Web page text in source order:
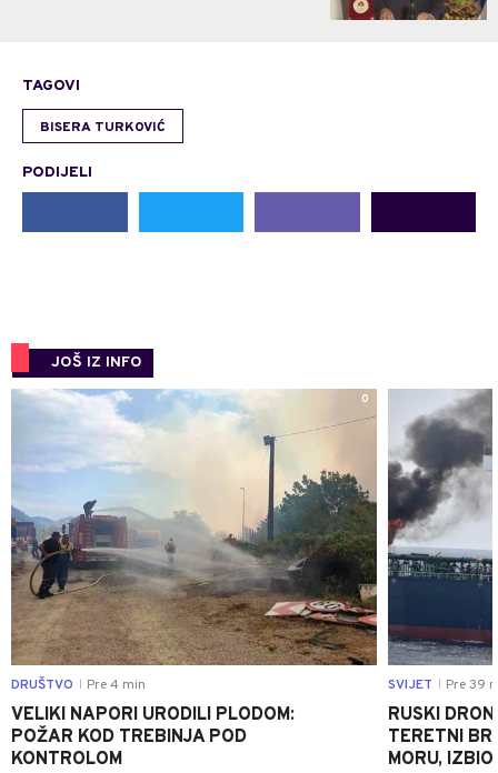
TAGOVI
BISERA TURKOVIĆ
PODIJELI
JOŠ IZ INFO
0
DRUŠTVO Pre 4 min
VELIKI NAPORI URODILI PLODOM:
POŽAR KOD TREBINJA POD
KONTROLOM
SVIJET Pre 39
RUSKI
TERETNI
MORU,